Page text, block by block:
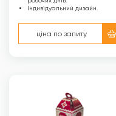
Індивідуальний дизайн.
ціна по запиту